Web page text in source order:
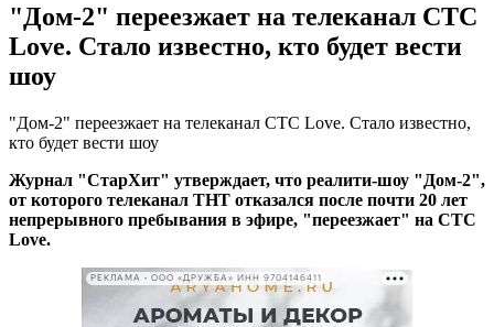
"Дом-2" переезжает на телеканал СТС
Love. Стало известно, кто будет вести
шоу
"Дом-2" переезжает на телеканал СТС Love. Стало известно,
кто будет вести шоу
Журнал "СтарХит" утверждает, что реалити-шоу "Дом-2",
от которого телеканал ТНТ отказался после почти 20 лет
непрерывного пребывания в эфире, "переезжает" на СТС
Love.
РЕКЛАМА • ООО «ДРУЖБА» ИНН 9704146411